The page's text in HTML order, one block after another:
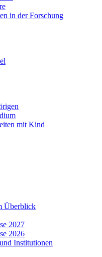
in der Forschung
mit Kind
Überblick
2027
2026
Institutionen